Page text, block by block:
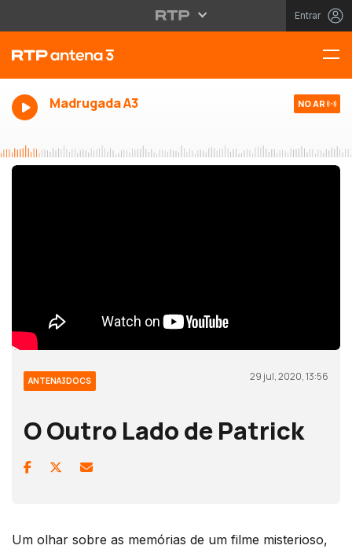
Entrar
Madrugada A3 NO AR
ANTENA3DOCS 29 jul, 2020, 13:56
O Outro Lado de Patrick
Um olhar sobre as memórias de um filme misterioso,